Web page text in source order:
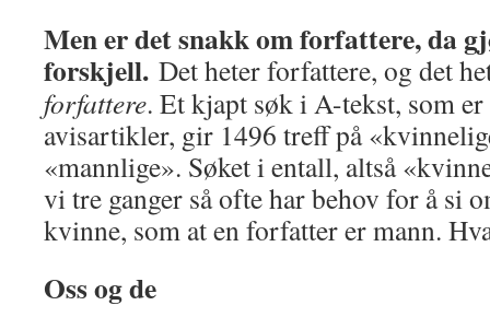
Men er det snakk om forfattere, da
forskjell. Det heter forfattere, og det
forfattere. Et kjapt søk i A-tekst, som er
avisartikler, gir 1496 treff på
«mannlige». Søket i entall, altså
vi tre ganger så ofte har behov for å si
kvinne, som at en forfatter er mann.
Oss og de